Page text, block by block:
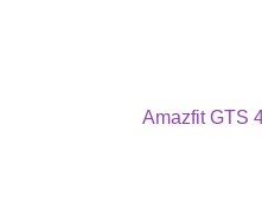
Amazfit GTS